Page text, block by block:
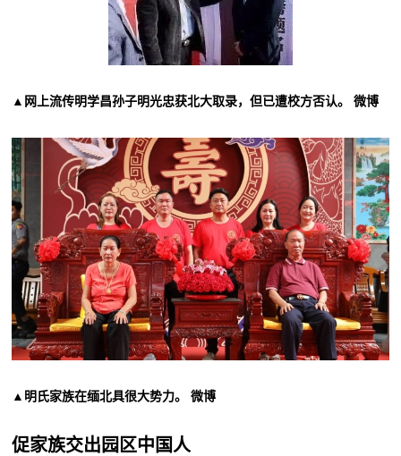
▲网上流传明学昌孙子明光忠获北大取录，但已遭校方否认。 微博
▲明氏家族在缅北具很大势力。 微博
促家族交出园区中国人